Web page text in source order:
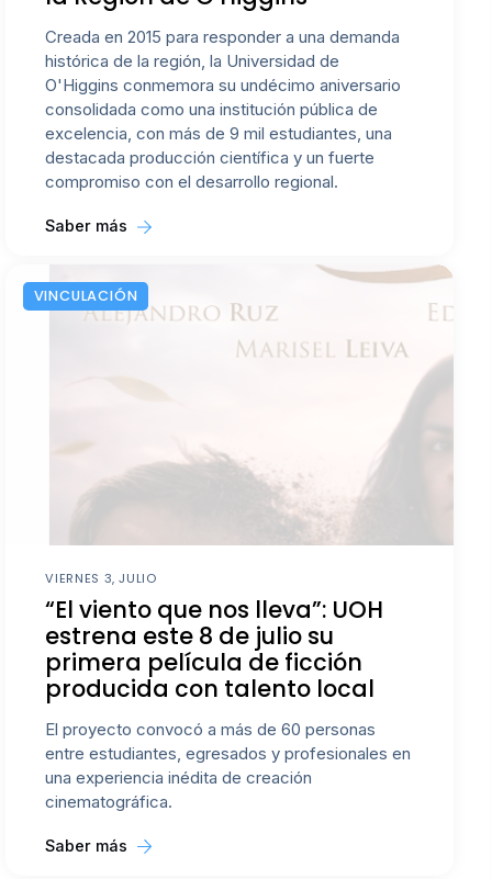
Creada en 2015 para responder a una demanda
histórica de la región, la Universidad de
O'Higgins conmemora su undécimo aniversario
consolidada como una institución pública de
excelencia, con más de 9 mil estudiantes, una
destacada producción científica y un fuerte
compromiso con el desarrollo regional.
Saber más
VINCULACIÓN
VIERNES 3, JULIO
“El viento que nos lleva”: UOH
estrena este 8 de julio su
primera película de ficción
producida con talento local
El proyecto convocó a más de 60 personas
entre estudiantes, egresados y profesionales en
una experiencia inédita de creación
cinematográfica.
Saber más